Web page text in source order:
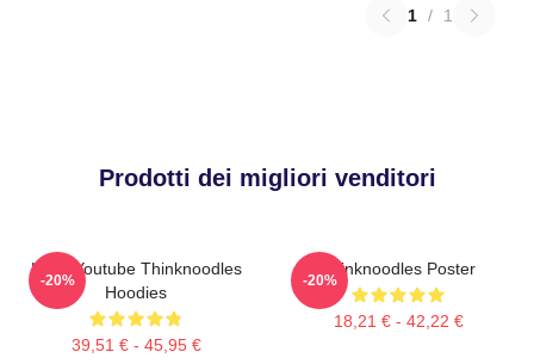
1 / 1
Prodotti dei migliori venditori
Logo Youtube Thinknoodles
Hoodies
39,51 € - 45,95 €
-20%
Thinknoodles Poster
18,21 € - 42,22 €
-20%